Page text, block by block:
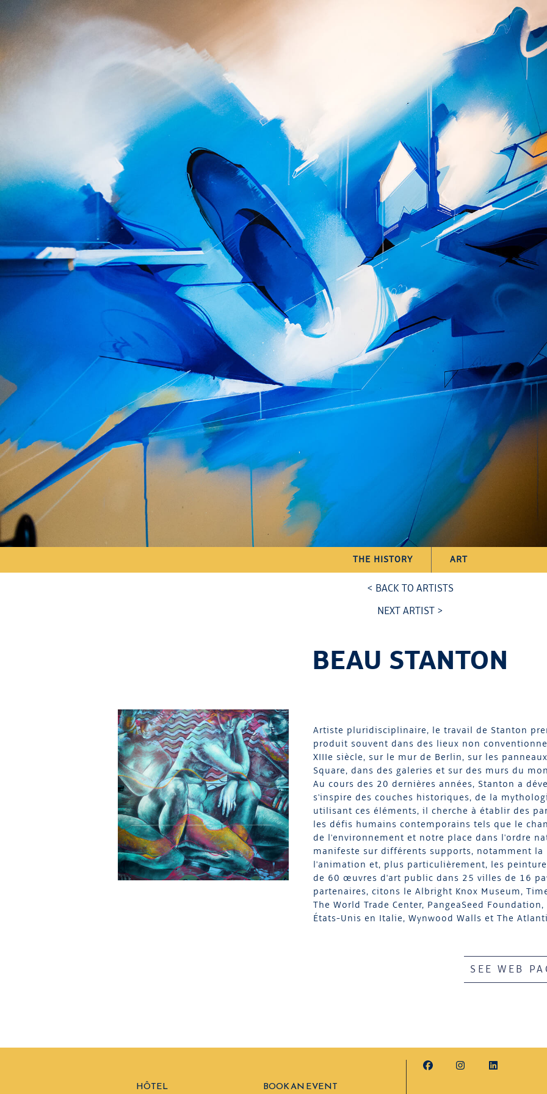
THE HISTORY ART
< BACK TO ARTISTS
NEXT ARTIST >
BEAU STANTON
Artiste pluridisciplinaire, le travail de Stanton
produit souvent dans des lieux non
XIIIe siècle, sur le mur de Berlin, sur les
Square, dans des galeries et sur des murs du
Au cours des 20 dernières années, Stanton a
s'inspire des couches historiques, de la
utilisant ces éléments, il cherche à établir des
les défis humains contemporains tels que le
de l'environnement et notre place dans l'ordre
manifeste sur différents supports, notamment
l'animation et, plus particulièrement, les
de 60 œuvres d'art public dans 25 villes de 16
partenaires, citons le Albright Knox Museum,
The World Trade Center, PangeaSeed
États-Unis en Italie, Wynwood Walls et The
SEE WEB
HÔTEL BOOK AN EVENT